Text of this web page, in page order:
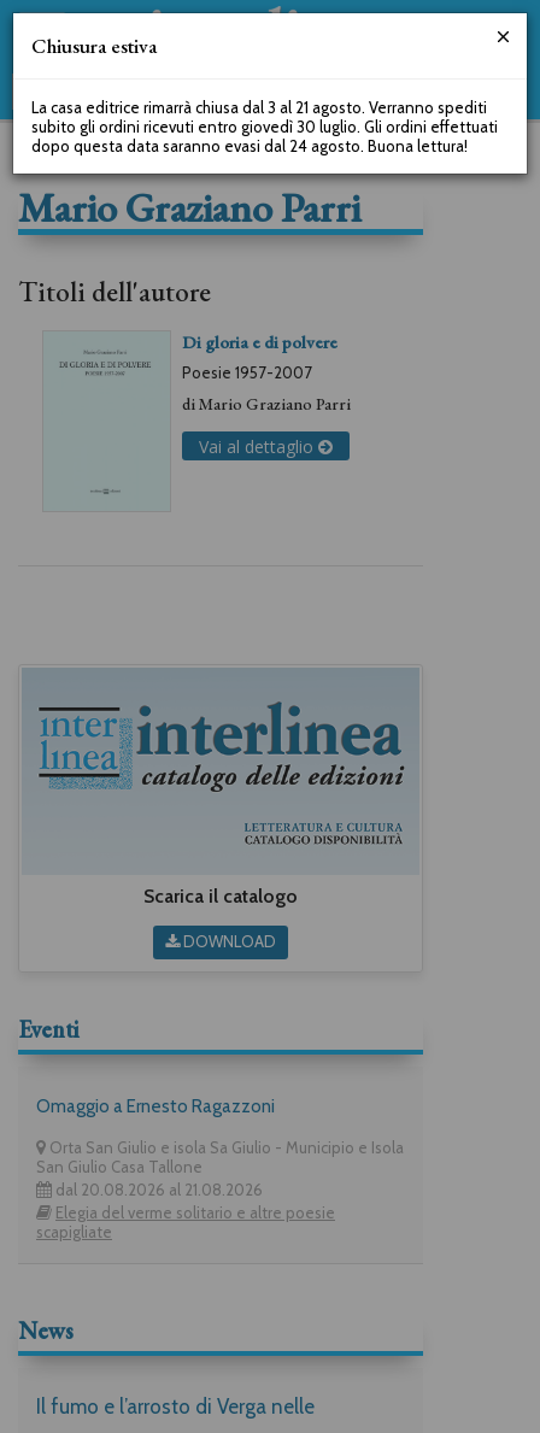
Mario Graziano Parri
Titoli dell'autore
Di gloria e di polvere
Poesie 1957-2007
diMario Graziano Parri
Vai al dettaglio
Scarica il catalogo
DOWNLOAD
Eventi
Omaggio a Ernesto Ragazzoni
Orta San Giulio e isola Sa Giulio - Municipio e Isola
San Giulio Casa Tallone
dal 20.08.2026 al 21.08.2026
Elegia del verme solitario e altre poesie
scapigliate
News
Il fumo e l’arrosto di Verga nelle
Chiusura estiva
La casa editrice rimarrà chiusa dal 3 al 21 agosto. Verranno spediti
subito gli ordini ricevuti entro giovedì 30 luglio. Gli ordini effettuati
dopo questa data saranno evasi dal 24 agosto. Buona lettura!